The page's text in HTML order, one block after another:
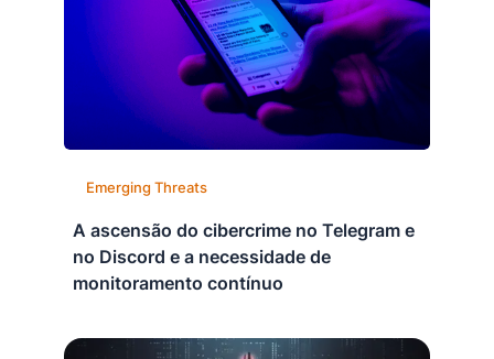
Emerging Threats
A ascensão do cibercrime no Telegram e
no Discord e a necessidade de
monitoramento contínuo